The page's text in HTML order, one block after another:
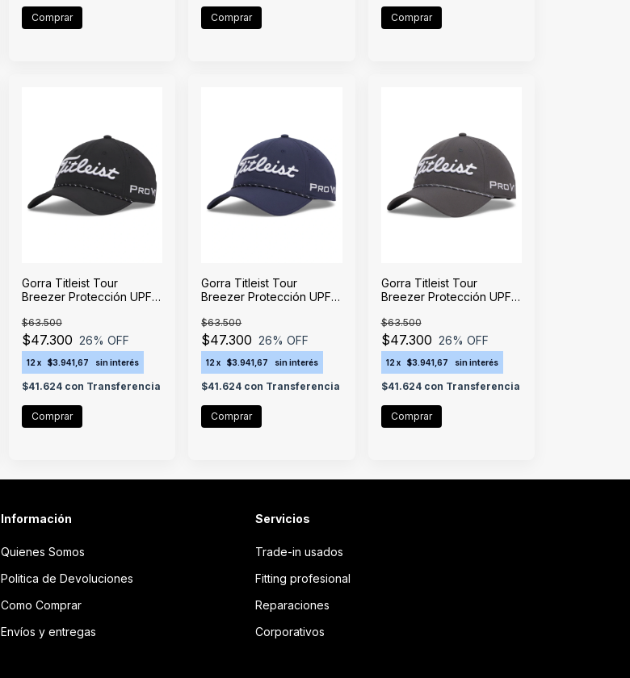
Gorra Titleist Tour
Breezer Protección UPF
$47.300
$63.500
26% OFF
12 x $3.941,67 sin interés
$41.624 con Transferencia
Gorra Titleist Tour
Breezer Protección UPF
$47.300
$63.500
26% OFF
12 x $3.941,67 sin interés
$41.624 con Transferencia
Gorra Titleist Tour
Breezer Protección UPF
$47.300
$63.500
26% OFF
12 x $3.941,67 sin interés
$41.624 con Transferencia
Información
Quienes Somos
Politica de Devoluciones
Como Comprar
Envíos y entregas
Servicios
Trade-in usados
Fitting profesional
Reparaciones
Corporativos